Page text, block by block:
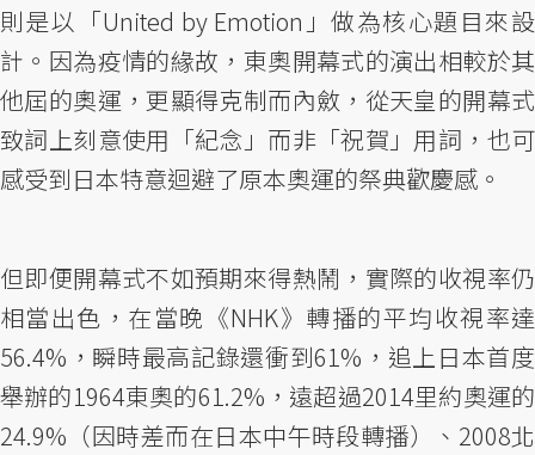
則是以「United by Emotion」做為核心題目來設
計。因為疫情的緣故，東奧開幕式的演出相較於其
他屆的奧運，更顯得克制而內斂，從天皇的開幕式
致詞上刻意使用「紀念」而非「祝賀」用詞，也可
感受到日本特意迴避了原本奧運的祭典歡慶感。
但即便開幕式不如預期來得熱鬧，實際的收視率仍
相當出色，在當晚《NHK》轉播的平均收視率達
56.4%，瞬時最高記錄還衝到61%，追上日本首度
舉辦的1964東奧的61.2%，遠超過2014里約奧運的
24.9%（因時差而在日本中午時段轉播）、2008北